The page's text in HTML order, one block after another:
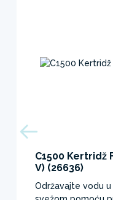
C1500 Kertridž
V) (26636)
Održavajte vodu